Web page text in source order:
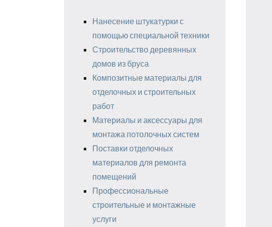
Нанесение штукатурки с
помощью специальной техники
Строительство деревянных
домов из бруса
Композитные материалы для
отделочных и строительных
работ
Материалы и аксессуары для
монтажа потолочных систем
Поставки отделочных
материалов для ремонта
помещений
Профессиональные
строительные и монтажные
услуги